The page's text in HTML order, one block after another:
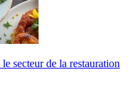
secteur de la restauration